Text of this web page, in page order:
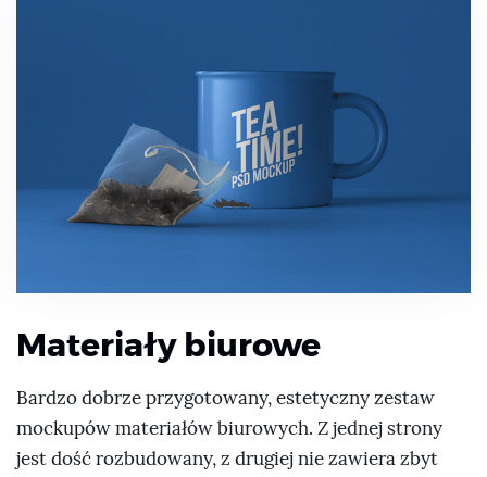
Materiały biurowe
Bardzo dobrze przygotowany, estetyczny zestaw
mockupów materiałów biurowych. Z jednej strony
jest dość rozbudowany, z drugiej nie zawiera zbyt